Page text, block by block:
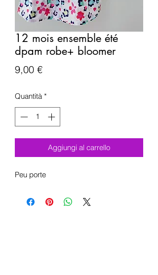
12 mois ensemble été
dpam robe+ bloomer
9,00 €Prezzo
Quantità *
Aggiungi al carrello
Peu porte